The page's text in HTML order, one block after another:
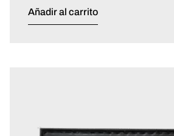
Añadir al carrito